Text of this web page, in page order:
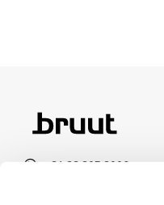
+31 23 205 2006